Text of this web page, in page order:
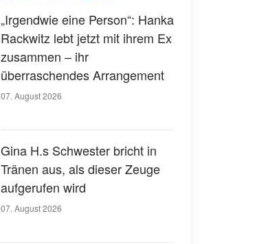
„Irgendwie eine Person“: Hanka
Rackwitz lebt jetzt mit ihrem Ex
zusammen – ihr
überraschendes Arrangement
07. August 2026
Gina H.s Schwester bricht in
Tränen aus, als dieser Zeuge
aufgerufen wird
07. August 2026